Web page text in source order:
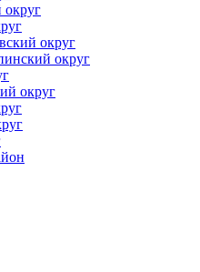
округ
округ
округ
округ